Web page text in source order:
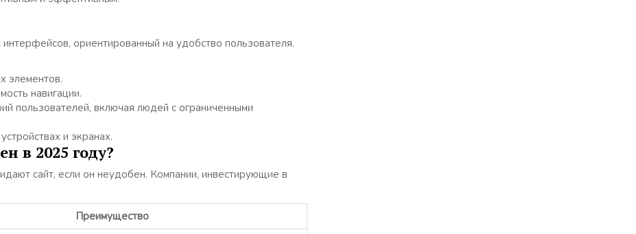
ориентированный на удобство пользователя.
элементов.
навигации.
пользователей, включая людей с ограниченными
и экранах.
в 2025 году?
сайт, если он неудобен. Компании, инвестирующие в
Преимущество